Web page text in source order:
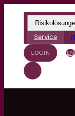
Service
LOGIN DEEN